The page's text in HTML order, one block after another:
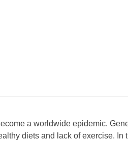
a worldwide epidemic.
diets and lack of exercise. In